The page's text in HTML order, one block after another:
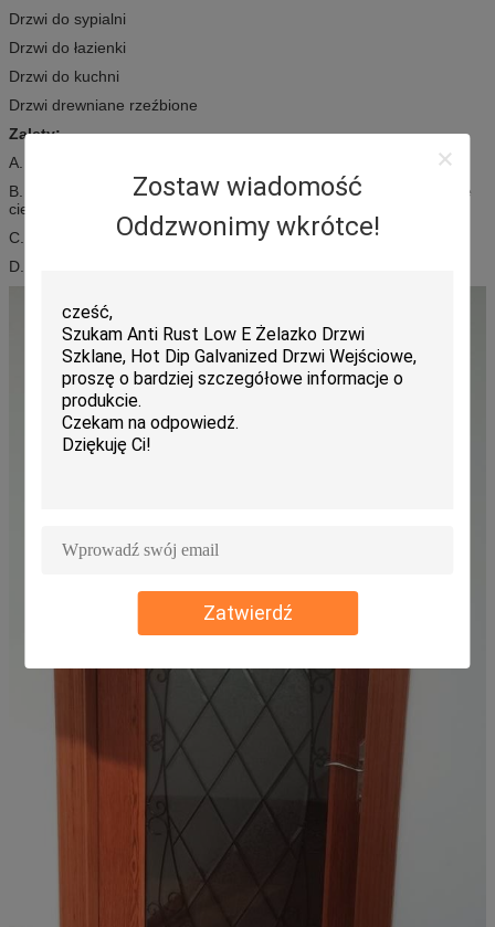
Zostaw wiadomość
Oddzwonimy wkrótce!
Zatwierdź
Drzwi do sypialni
Drzwi do łazienki
Drzwi do kuchni
Drzwi drewniane rzeźbione
Zalety:
A. Nowoczesny styl, niepowtarzalny
B. Odporność na ciepło, oporność na odczytywanie, utrzymywanie
ciepła
C. Odporność na utlenianie, odporność na uderzenia
D. Nosić wysoką i niską temperaturę